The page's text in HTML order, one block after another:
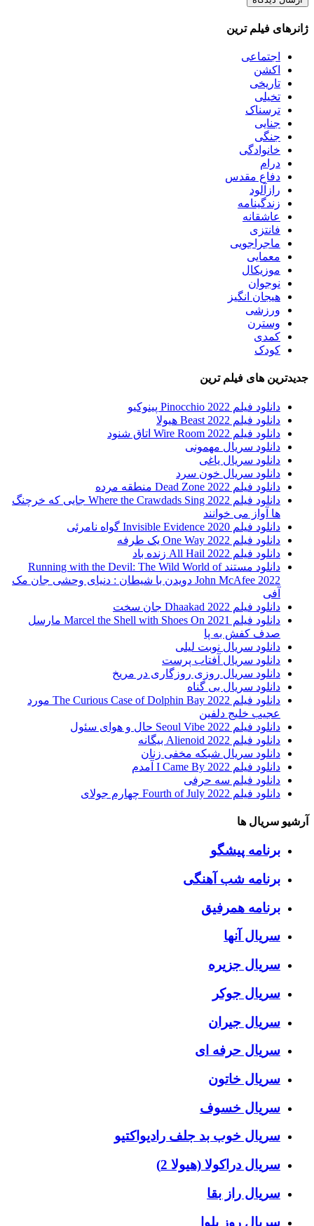
ژانرهای فیلم ترین
اجتماعی
اکشن
تاریخی
تخیلی
ترسناک
جنایی
جنگی
خانوادگی
درام
دفاع مقدس
رازآلود
زندگینامه
عاشقانه
فانتزی
ماجراجویی
معمایی
موزیکال
نوجوان
هیجان انگیز
ورزشی
وسترن
کمدی
کودک
جدیدترین های فیلم ترین
دانلود فیلم Pinocchio 2022 پینوکیو
دانلود فیلم Beast 2022 هیولا
دانلود فیلم Wire Room 2022 اتاق شنود
دانلود سریال مهمونی
دانلود سریال یاغی
دانلود سریال خون سرد
دانلود فیلم 2022 Dead Zone منطقه مرده
دانلود فیلم Where the Crawdads Sing 2022 جایی که خرچنگ
ها آواز می خوانند
دانلود فیلم 2020 Invisible Evidence گواه نامرئی
دانلود فیلم One Way 2022 یک طرفه
دانلود فیلم All Hail 2022 زنده باد
دانلود مستند Running with the Devil: The Wild World of
John McAfee 2022 دویدن با شیطان : دنیای وحشی جان مک
آفی
دانلود فیلم Dhaakad 2022 جان سخت
دانلود فیلم Marcel the Shell with Shoes On 2021 مارسل
صدف کفش به پا
دانلود سریال نوبت لیلی
دانلود سریال آفتاب پرست
دانلود سریال روزی روزگاری در مریخ
دانلود سریال بی گناه
دانلود فیلم The Curious Case of Dolphin Bay 2022 مورد
عجیب خلیج دلفین
دانلود فیلم Seoul Vibe 2022 حال و هوای سئول
دانلود فیلم Alienoid 2022 بیگانه
دانلود سریال شبکه مخفی زنان
دانلود فیلم I Came By 2022 آمدم
دانلود فیلم سه حرفی
دانلود فیلم Fourth of July 2022 چهارم جولای
آرشیو سریال ها
برنامه پیشگو
برنامه شب آهنگی
برنامه همرفیق
سریال آنها
سریال جزیره
سریال جوکر
سریال جیران
سریال حرفه ای
سریال خاتون
سریال خسوف
سریال خوب بد جلف رادیواکتیو
سریال دراکولا (هیولا 2)
سریال راز بقا
سریال روز بلوا